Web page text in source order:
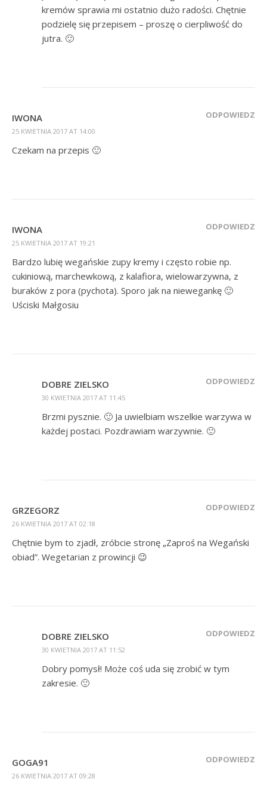
kremów sprawia mi ostatnio dużo radości. Chętnie
podzielę się przepisem – proszę o cierpliwość do
jutra. 🙂
IWONA
25 KWIETNIA 2017 AT 14:00
ODPOWIEDZ
Czekam na przepis 🙂
IWONA
25 KWIETNIA 2017 AT 19:21
ODPOWIEDZ
Bardzo lubię wegańskie zupy kremy i często robie np.
cukiniową, marchewkową, z kalafiora, wielowarzywna, z
buraków z pora (pychota). Sporo jak na niewegankę 🙂
Uściski Małgosiu
DOBRE ZIELSKO
30 KWIETNIA 2017 AT 11:45
ODPOWIEDZ
Brzmi pysznie. 🙂 Ja uwielbiam wszelkie warzywa w
każdej postaci. Pozdrawiam warzywnie. 🙂
GRZEGORZ
26 KWIETNIA 2017 AT 02:18
ODPOWIEDZ
Chętnie bym to zjadł, zróbcie stronę „Zaproś na Wegański
obiad”. Wegetarian z prowincji 😉
DOBRE ZIELSKO
30 KWIETNIA 2017 AT 11:52
ODPOWIEDZ
Dobry pomysł! Może coś uda się zrobić w tym
zakresie. 🙂
GOGA91
26 KWIETNIA 2017 AT 09:28
ODPOWIEDZ